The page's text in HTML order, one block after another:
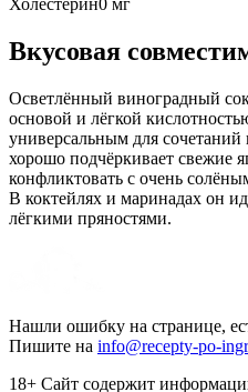
Вкусовая
Осветлённый виноградный сок
основой и лёгкой
универсальным для
хорошо подчёркивает свежие
конфликтовать с очень
В коктейлях и маринадах он
лёгкими пряностями.
Нашли ошибку на странице,
Пишите на info@recepty-po-
18+ Сайт содержит